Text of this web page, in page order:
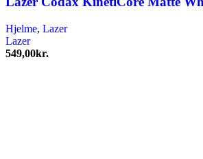
Hjelme, Lazer
Lazer
549,00kr.